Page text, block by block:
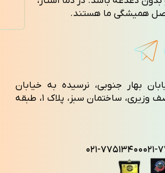
همیشگی ما هستند.
بهار جنوبی، نرسیده به خیابان
طالقانی، کوچه آصف وزيری، ساختمان سبز، پلاک ۱، طبقه
۰۲۱-۷۷۵۱۳۴۰۰